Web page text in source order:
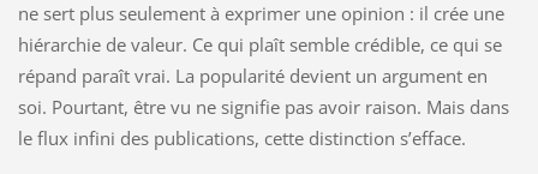
ne sert plus seulement à exprimer une opinion : il crée une
hiérarchie de valeur. Ce qui plaît semble crédible, ce qui se
répand paraît vrai. La popularité devient un argument en
soi. Pourtant, être vu ne signifie pas avoir raison. Mais dans
le flux infini des publications, cette distinction s’efface.